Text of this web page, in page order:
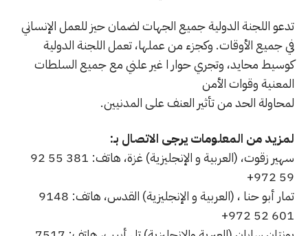
تدعو اللجنة الدولية جميع الجهات لضمان حيز للعمل الإنساني
في جميع الأوقات. وكجزء من عملها، تعمل اللجنة الدولية
كوسيط محايد، وتجري حوار ا غير علني مع جميع السلطات
المعنية وقوات الأمن
لمحاولة الحد من تأثير العنف على المدنيين.
لمزيد من المعلومات يرجى الاتصال بـ:
سهير زقوت، (العربية و الإنجليزية) غزة، هاتف: 381 55 92
59 972+
تمار أبو حنا ، (العربية و الإنجليزية) القدس، هاتف: 9148
601 52 972+